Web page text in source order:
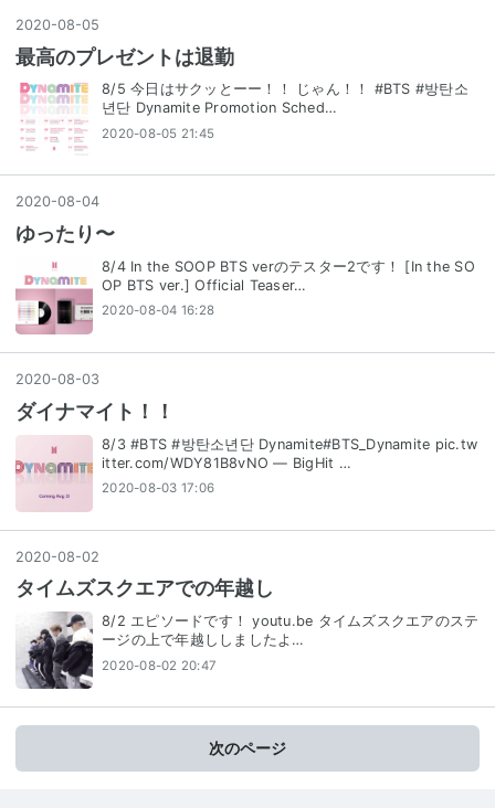
2020-08-05
最高のプレゼントは退勤
8/5 今日はサクッとーー！！ じゃん！！ #BTS #방탄소
년단 Dynamite Promotion Sched…
2020-08-05 21:45
2020-08-04
ゆったり〜
8/4 In the SOOP BTS verのテスター2です！ [In the SO
OP BTS ver.] Official Teaser…
2020-08-04 16:28
2020-08-03
ダイナマイト！！
8/3 #BTS #방탄소년단 Dynamite#BTS_Dynamite pic.tw
itter.com/WDY81B8vNO — BigHit …
2020-08-03 17:06
2020-08-02
タイムズスクエアでの年越し
8/2 エピソードです！ youtu.be タイムズスクエアのステ
ージの上で年越ししましたよ…
2020-08-02 20:47
次のページ